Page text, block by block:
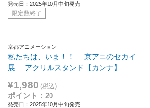
発売日：2025年10月中旬発売
限定数終了
京都アニメーション
私たちは、いま！！ ―京アニのセカイ
展― アクリルスタンド【カンナ】
¥1,980 (税込)
ポイント：20
発売日：2025年10月中旬発売